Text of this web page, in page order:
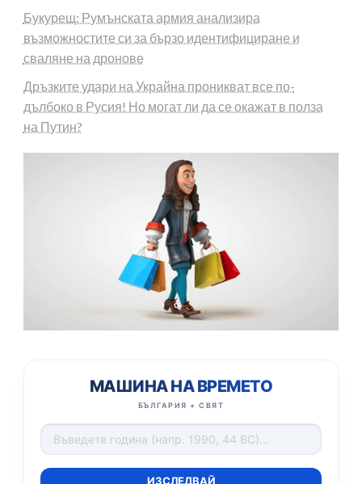
Букурещ: Румънската армия анализира
възможностите си за бързо идентифициране и
сваляне на дронове
Дръзките удари на Украйна проникват все по-
дълбоко в Русия! Но могат ли да се окажат в полза
на Путин?
МАШИНА НА ВРЕМЕТО
БЪЛГАРИЯ + СВЯТ
ИЗСЛЕДВАЙ